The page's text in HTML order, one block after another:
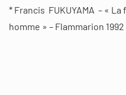
* Francis FUKUYAMA – «
homme » – Flammarion 1992